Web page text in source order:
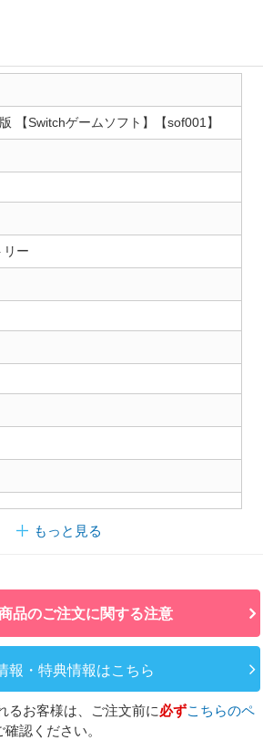
【Switchゲームソフト】【sof001】
リー
もっと見る
品のご注文に関する注意
報・特典情報はこちら
るお客様は、ご注文前に必ずこちらのペ
認ください。